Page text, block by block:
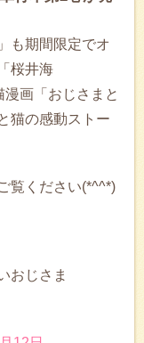
」も期間限定でオ
桜井海
画「おじさまと
猫の感動ストー
覧ください(*^^*)
おじさま